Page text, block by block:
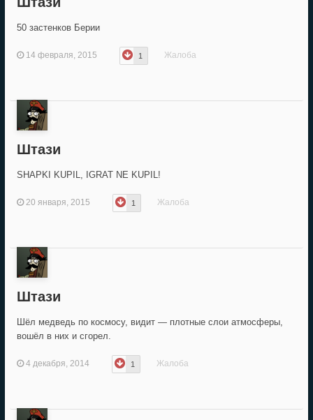
50 застенков Берии
14 февраля, 2015 1 Жалоба
Штази
SHAPKI KUPIL, IGRAT NE KUPIL!
20 января, 2015 1 Жалоба
Штази
Шёл медведь по космосу, видит — плотные слои атмосферы,
вошёл в них и сгорел.
4 декабря, 2014 1 Жалоба